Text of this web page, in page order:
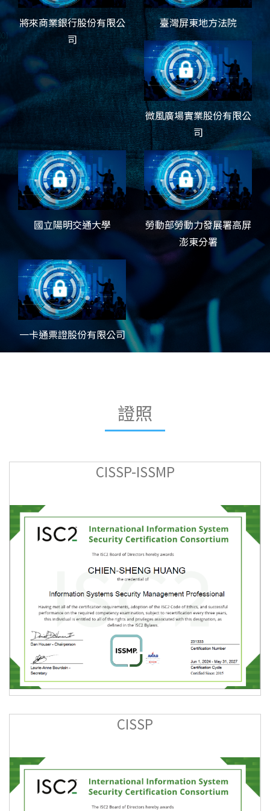
將來商業銀行股份有限公
司
臺灣屏東地方法院
微風廣場實業股份有限公
司
國立陽明交通大學
勞動部勞動力發展署高屏
澎東分署
一卡通票證股份有限公司
證照
CISSP-ISSMP
CISSP